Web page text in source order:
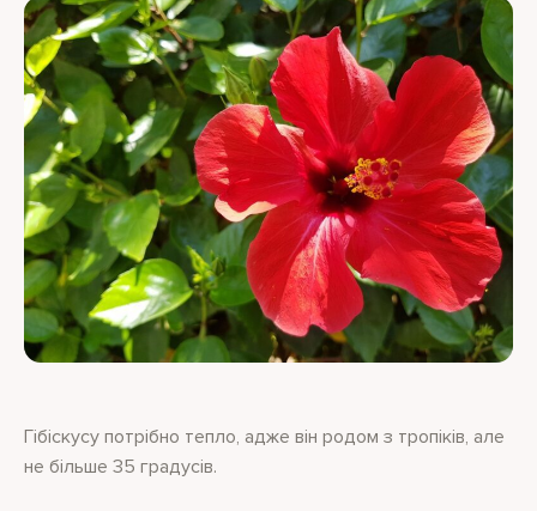
Гібіскусу потрібно тепло, адже він родом з тропіків, але
не більше 35 градусів.